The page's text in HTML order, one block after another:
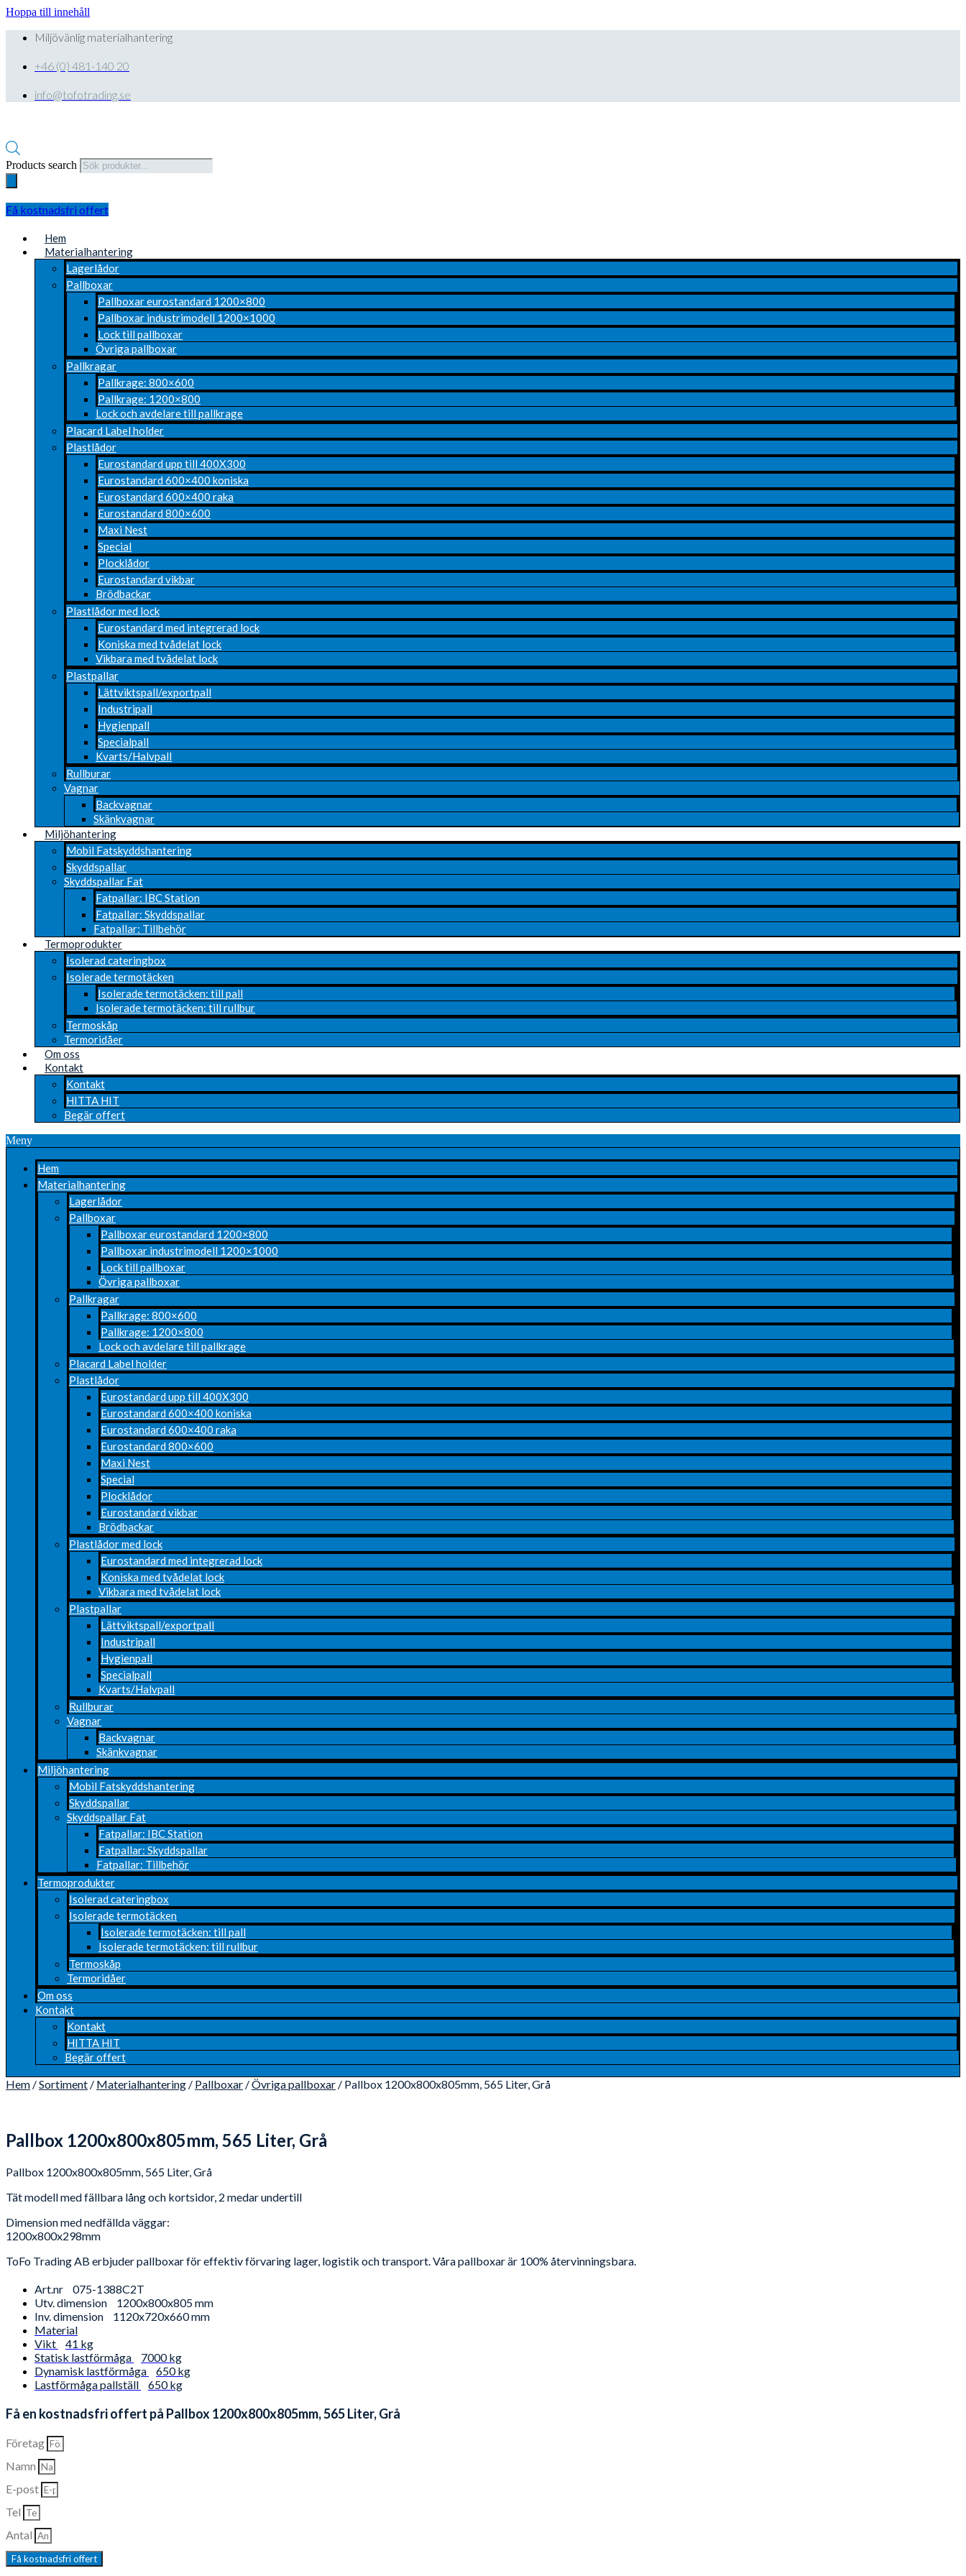
Hoppa till innehåll
Miljövänlig materialhantering
+46 (0) 481-140 20
info@tofotrading.se
Products search
Få kostnadsfri offert
Hem
Materialhantering
Lagerlådor
Pallboxar
Pallboxar eurostandard 1200×800
Pallboxar industrimodell 1200×1000
Lock till pallboxar
Övriga pallboxar
Pallkragar
Pallkrage: 800×600
Pallkrage: 1200×800
Lock och avdelare till pallkrage
Placard Label holder
Plastlådor
Eurostandard upp till 400X300
Eurostandard 600×400 koniska
Eurostandard 600×400 raka
Eurostandard 800×600
Maxi Nest
Special
Plocklådor
Eurostandard vikbar
Brödbackar
Plastlådor med lock
Eurostandard med integrerad lock
Koniska med tvådelat lock
Vikbara med tvådelat lock
Plastpallar
Lättviktspall/exportpall
Industripall
Hygienpall
Specialpall
Kvarts/Halvpall
Rullburar
Vagnar
Backvagnar
Skänkvagnar
Miljöhantering
Mobil Fatskyddshantering
Skyddspallar
Skyddspallar Fat
Fatpallar: IBC Station
Fatpallar: Skyddspallar
Fatpallar: Tillbehör
Termoprodukter
Isolerad cateringbox
Isolerade termotäcken
Isolerade termotäcken: till pall
Isolerade termotäcken: till rullbur
Termoskåp
Termoridåer
Om oss
Kontakt
Kontakt
HITTA HIT
Begär offert
Meny
Hem
Materialhantering
Lagerlådor
Pallboxar
Pallboxar eurostandard 1200×800
Pallboxar industrimodell 1200×1000
Lock till pallboxar
Övriga pallboxar
Pallkragar
Pallkrage: 800×600
Pallkrage: 1200×800
Lock och avdelare till pallkrage
Placard Label holder
Plastlådor
Eurostandard upp till 400X300
Eurostandard 600×400 koniska
Eurostandard 600×400 raka
Eurostandard 800×600
Maxi Nest
Special
Plocklådor
Eurostandard vikbar
Brödbackar
Plastlådor med lock
Eurostandard med integrerad lock
Koniska med tvådelat lock
Vikbara med tvådelat lock
Plastpallar
Lättviktspall/exportpall
Industripall
Hygienpall
Specialpall
Kvarts/Halvpall
Rullburar
Vagnar
Backvagnar
Skänkvagnar
Miljöhantering
Mobil Fatskyddshantering
Skyddspallar
Skyddspallar Fat
Fatpallar: IBC Station
Fatpallar: Skyddspallar
Fatpallar: Tillbehör
Termoprodukter
Isolerad cateringbox
Isolerade termotäcken
Isolerade termotäcken: till pall
Isolerade termotäcken: till rullbur
Termoskåp
Termoridåer
Om oss
Kontakt
Kontakt
HITTA HIT
Begär offert
Hem /Sortiment / Materialhantering / Pallboxar /Övriga pallboxar / Pallbox 1200x800x805mm, 565 Liter, Grå
Pallbox 1200x800x805mm, 565 Liter, Grå
Pallbox 1200x800x805mm, 565 Liter, Grå
Tät modell med fällbara lång och kortsidor, 2 medar undertill
Dimension med nedfällda väggar:
1200x800x298mm
ToFo Trading AB erbjuder pallboxar för effektiv förvaring lager, logistik och transport. Våra pallboxar är 100% återvinningsbara.
Art.nr
075-1388C2T
Utv. dimension
1200x800x805 mm
Inv. dimension
1120x720x660 mm
Material
Vikt
41 kg
Statisk lastförmåga
7000 kg
Dynamisk lastförmåga
650 kg
Lastförmåga pallställ
650 kg
Få en kostnadsfri offert på Pallbox 1200x800x805mm, 565 Liter, Grå
Företag
Namn
E-post
Tel
Antal
Få kostnadsfri offert